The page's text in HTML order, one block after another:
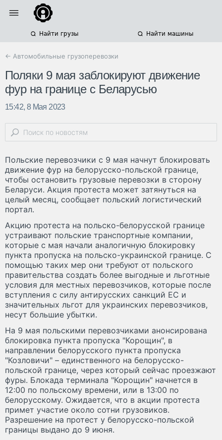
Найти грузы Найти машины
← Автомобильные грузоперевозки
Поляки 9 мая заблокируют движение
фур на границе с Беларусью
15:42, 8 Мая 2023
Польские перевозчики с 9 мая начнут блокировать
движение фур на белорусско-польской границе,
чтобы остановить грузовые перевозки в сторону
Беларуси. Акция протеста может затянуться на
целый месяц, сообщает польский логистический
портал.
Акцию протеста на польско-белорусской границе
устраивают польские транспортные компании,
которые с мая начали аналогичную блокировку
пункта пропуска на польско-украинской границе. С
помощью таких мер они требуют от польского
правительства создать более выгодные и льготные
условия для местных перевозчиков, которые после
вступления с силу антирусских санкций ЕС и
значительных льгот для украинских перевозчиков,
несут большие убытки.
На 9 мая польскими перевозчиками анонсирована
блокировка пункта пропуска "Корощин", в
направлении белорусского пункта пропуска
"Козловичи" – единственного на белорусско-
польской границе, через который сейчас проезжают
фуры. Блокада терминала "Корощин" начнется в
12:00 по польскому времени, или в 13:00 по
белорусскому. Ожидается, что в акции протеста
примет участие около сотни грузовиков.
Разрешение на протест у белорусско-польской
границы выдано до 9 июня.